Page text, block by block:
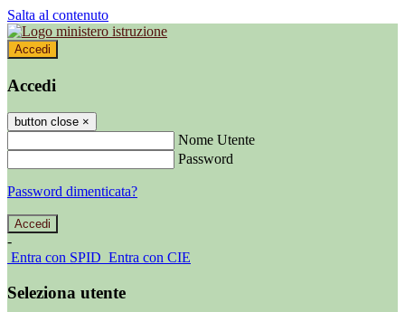
Salta al contenuto
Accedi
Accedi
button close ×
Nome Utente
Password
Password dimenticata?
-
Entra con SPID Entra con CIE
Seleziona utente